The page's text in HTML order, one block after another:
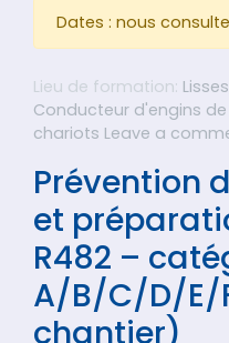
Dates : nous
Lieu de formation: Lisses
Conducteur d'engins
chariots Leave a
Prévention
et
R482 –
A/B/C/D/E/
chantier)